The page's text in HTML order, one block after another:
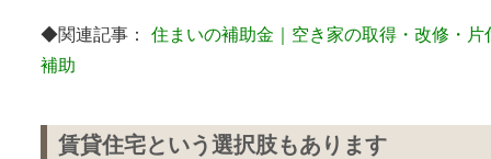
◆関連記事：
住まいの補助金｜空き家の取得・改修・片
補助
賃貸住宅という選択肢もあります